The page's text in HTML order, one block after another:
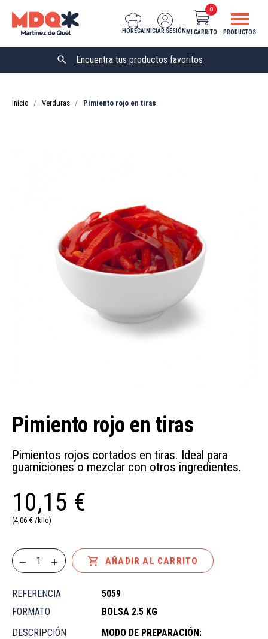
HORECA INICIAR SESIÓN MI CARRITO
0
PRODUCTOS

Inicio Verduras Pimiento rojo en tiras
Pimiento rojo en tiras
Pimientos rojos cortados en tiras. Ideal para
guarniciones o mezclar con otros ingredientes.
10,15 €
(4,06 € /kilo)
 AÑADIR AL CARRITO
REFERENCIA
5059
FORMATO
BOLSA 2.5 KG
DESCRIPCIÓN
MODO DE PREPARACIÓN: